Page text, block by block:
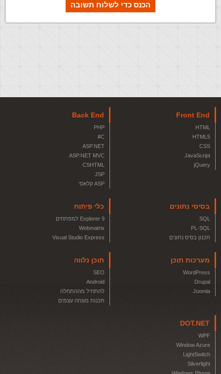
הכנס כדי לשלוח תשובה
Front End
HTML
HTML5
CSS
JavaScript
jQuery
Back End
PHP
C#
ASP.NET
ASP.NET MVC
CSHTML
JSP
ASP קלאסי
בסיסי נתונים
SQL
PL-SQL
תכנון בסיס נתונים
כלי פיתוח
Explorer 9 למפתחים
Webmatrix
Visual Studio Express
מערכות תוכן
WordPress
Drupal
Joomla
תוכן נלווה
SEO
Android
להתחיל מההתחלה
תכנות מונחה עצמים
DOT.NET
WPF
Window Azure
LightSwitch
Silverlight